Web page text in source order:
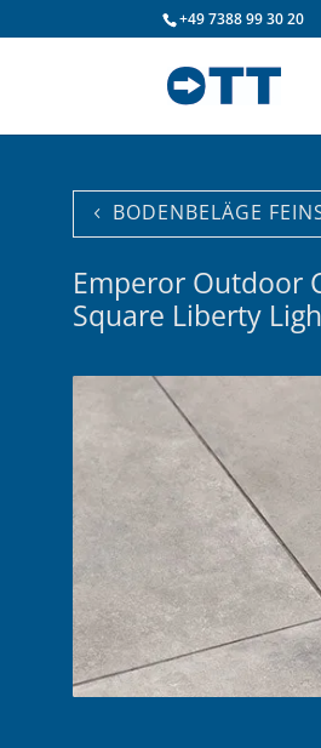
+49 7388 99 30 20
BODENBELÄGE
Emperor Outdoor
Square Liberty